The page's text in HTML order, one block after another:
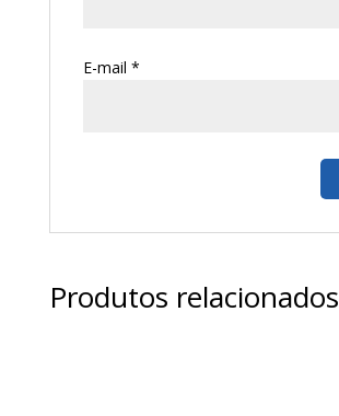
E-mail *
Produtos relacionados